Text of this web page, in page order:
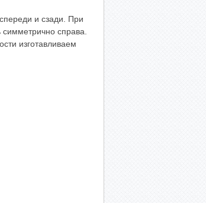
и сзади. При
симметрично справа.
изготавливаем